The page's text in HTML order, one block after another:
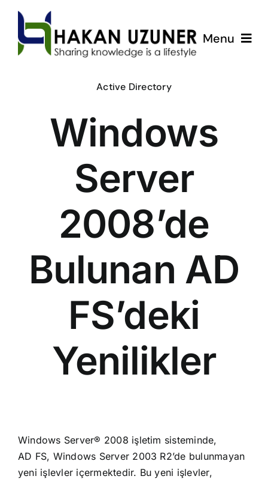
content
Menu
ÇözümPark
Eğitimlerim
İletişim
Active Directory
Windows
Server
2008’de
Bulunan AD
FS’deki
Yenilikler
Windows Server® 2008 işletim sisteminde,
AD FS, Windows Server 2003 R2’de bulunmayan
yeni işlevler içermektedir. Bu yeni işlevler,